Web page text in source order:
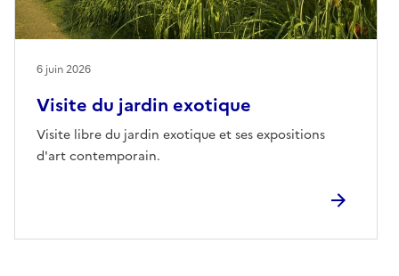
Visite du jardin exotique
Visite libre du jardin exotique et ses expositions
d'art contemporain.
6 juin 2026